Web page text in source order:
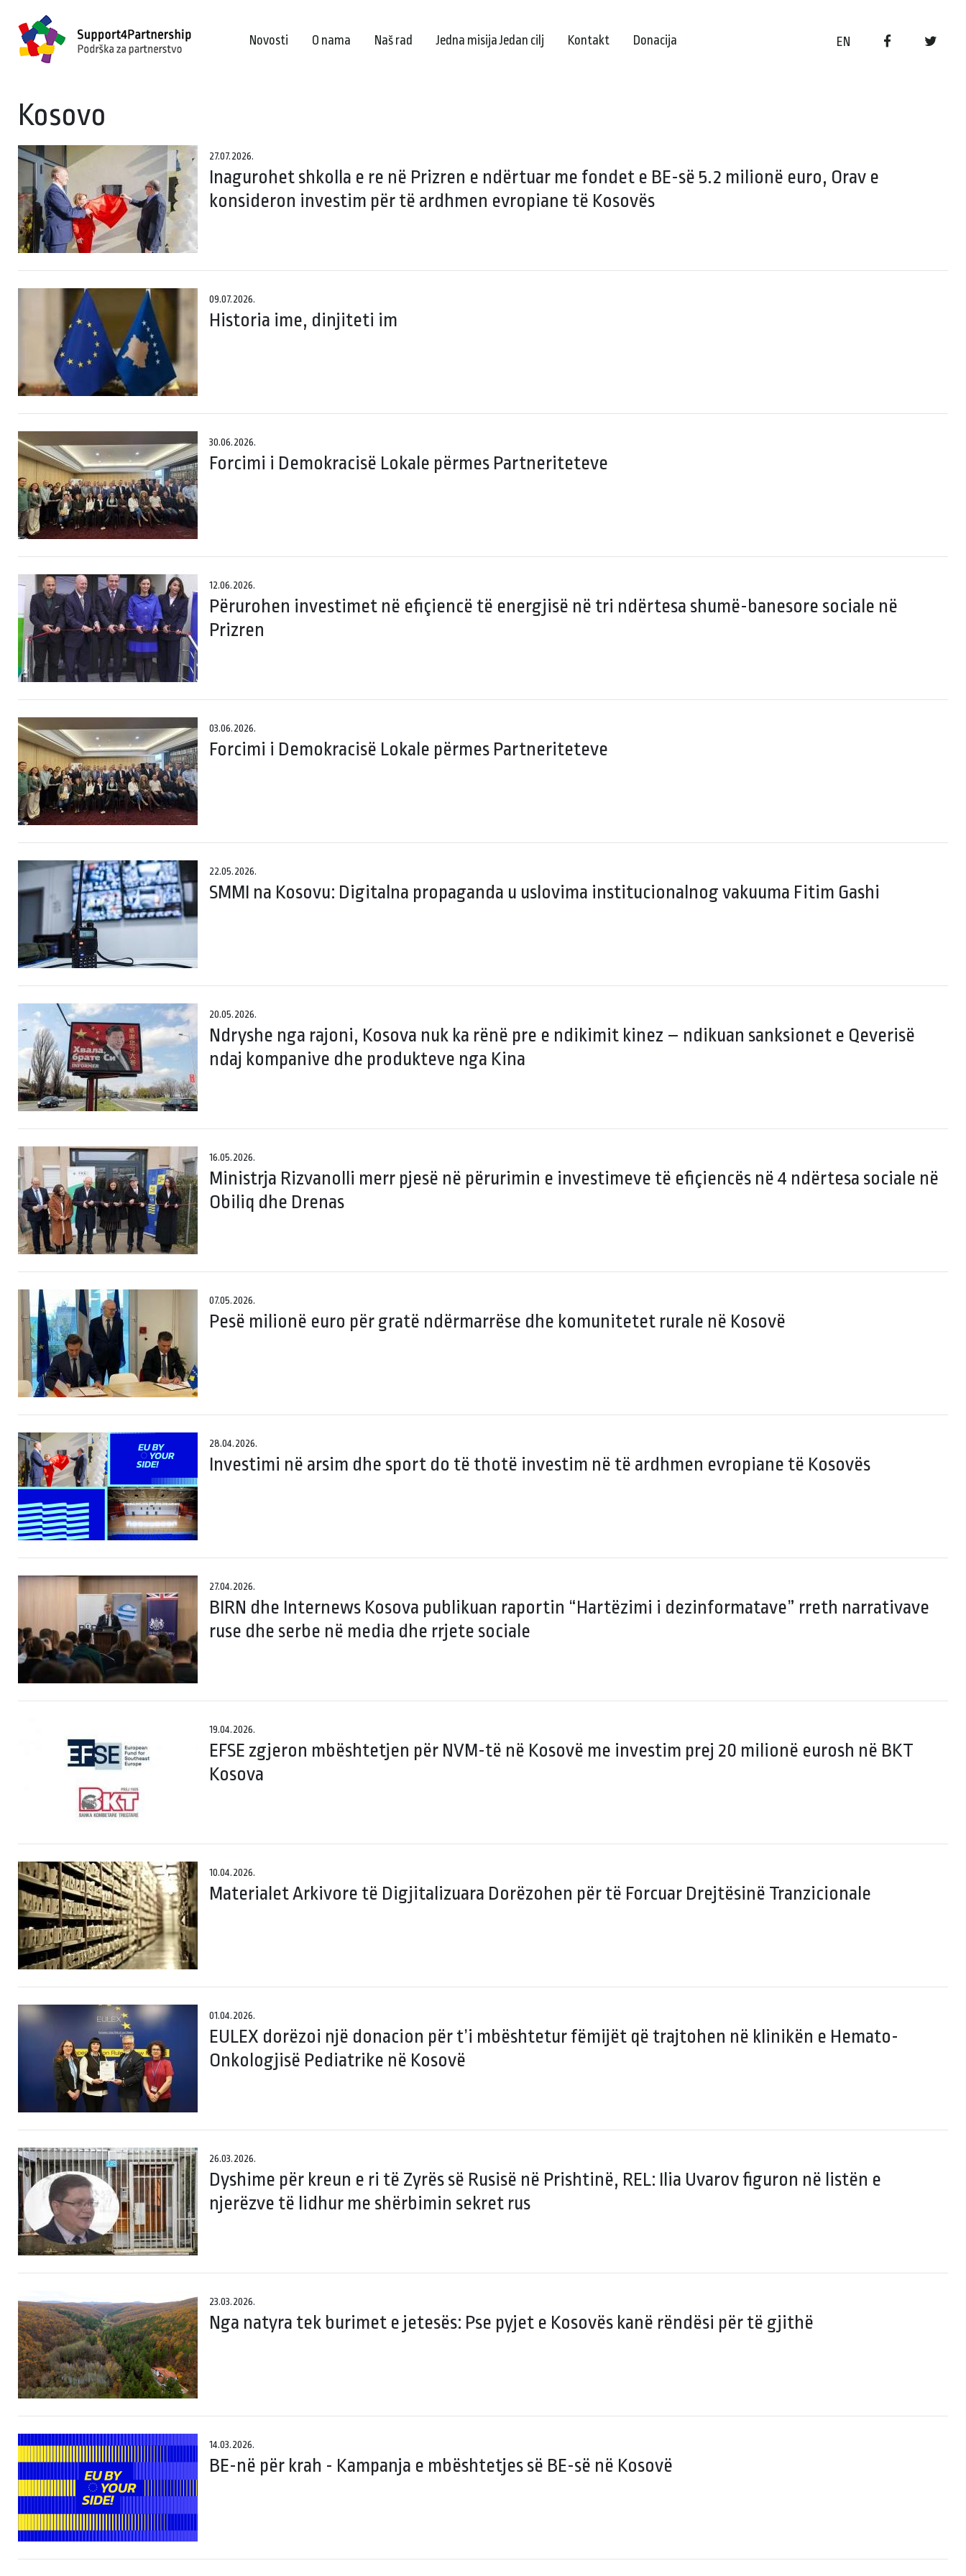
EN
Novosti O nama Naš rad Jedna misija Jedan cilj Kontakt Donacija
Kosovo
27.07.2026.
Inagurohet shkolla e re në Prizren e ndërtuar me fondet e BE-së 5.2 milionë euro, Orav e
konsideron investim për të ardhmen evropiane të Kosovës
09.07.2026.
Historia ime, dinjiteti im
30.06.2026.
Forcimi i Demokracisë Lokale përmes Partneriteteve
12.06.2026.
Përurohen investimet në efiçiencë të energjisë në tri ndërtesa shumë-banesore sociale në
Prizren
03.06.2026.
Forcimi i Demokracisë Lokale përmes Partneriteteve
22.05.2026.
SMMI na Kosovu: Digitalna propaganda u uslovima institucionalnog vakuuma Fitim Gashi
20.05.2026.
Ndryshe nga rajoni, Kosova nuk ka rënë pre e ndikimit kinez – ndikuan sanksionet e Qeverisë
ndaj kompanive dhe produkteve nga Kina
16.05.2026.
Ministrja Rizvanolli merr pjesë në përurimin e investimeve të efiçiencës në 4 ndërtesa sociale në
Obiliq dhe Drenas
07.05.2026.
Pesë milionë euro për gratë ndërmarrëse dhe komunitetet rurale në Kosovë
28.04.2026.
Investimi në arsim dhe sport do të thotë investim në të ardhmen evropiane të Kosovës
27.04.2026.
BIRN dhe Internews Kosova publikuan raportin “Hartëzimi i dezinformatave” rreth narrativave
ruse dhe serbe në media dhe rrjete sociale
19.04.2026.
EFSE zgjeron mbështetjen për NVM-të në Kosovë me investim prej 20 milionë eurosh në BKT
Kosova
10.04.2026.
Materialet Arkivore të Digjitalizuara Dorëzohen për të Forcuar Drejtësinë Tranzicionale
01.04.2026.
EULEX dorëzoi një donacion për t’i mbështetur fëmijët që trajtohen në klinikën e Hemato-
Onkologjisë Pediatrike në Kosovë
26.03.2026.
Dyshime për kreun e ri të Zyrës së Rusisë në Prishtinë, REL: Ilia Uvarov figuron në listën e
njerëzve të lidhur me shërbimin sekret rus
23.03.2026.
Nga natyra tek burimet e jetesës: Pse pyjet e Kosovës kanë rëndësi për të gjithë
14.03.2026.
BE-në për krah - Kampanja e mbështetjes së BE-së në Kosovë